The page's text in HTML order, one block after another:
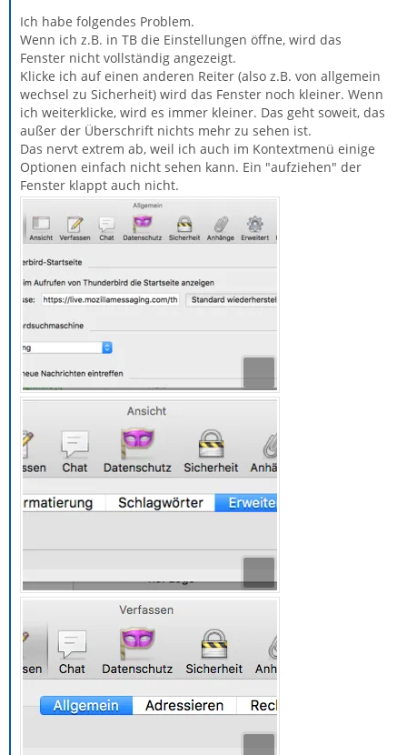
Ich habe folgendes Problem.
Wenn ich z.B. in TB die Einstellungen öffne, wird das
Fenster nicht vollständig angezeigt.
Klicke ich auf einen anderen Reiter (also z.B. von allgemein
wechsel zu Sicherheit) wird das Fenster noch kleiner. Wenn
ich weiterklicke, wird es immer kleiner. Das geht soweit, das
außer der Überschrift nichts mehr zu sehen ist.
Das nervt extrem ab, weil ich auch im Kontextmenü einige
Optionen einfach nicht sehen kann. Ein "aufziehen" der
Fenster klappt auch nicht.